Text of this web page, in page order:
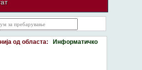
од областа:
Информатичко